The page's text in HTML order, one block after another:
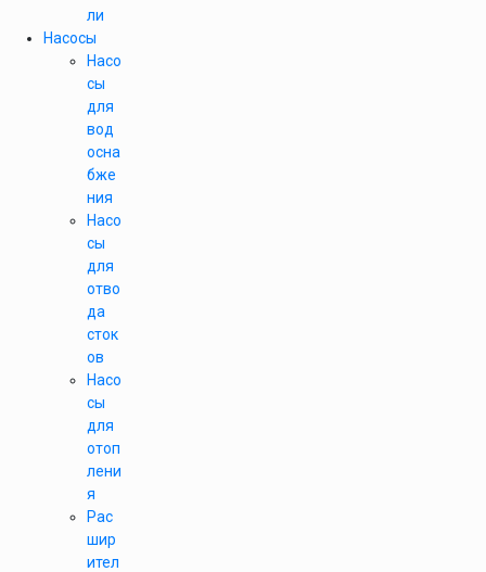
ли
Насосы
Насо
сы
для
вод
осна
бже
ния
Насо
сы
для
отво
да
сток
ов
Насо
сы
для
отоп
лени
я
Рас
шир
ител